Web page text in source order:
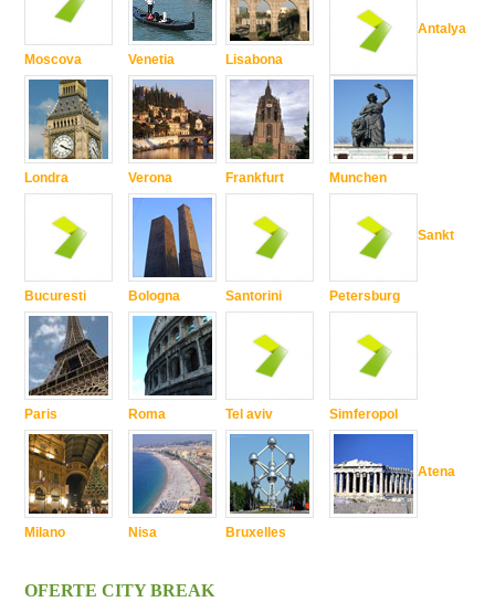
Moscova
Londra
Bucuresti
Paris
Milano
Venetia
Verona
Bologna
Roma
Nisa
Lisabona
Frankfurt
Santorini
Tel aviv
Bruxelles
Antalya
Munchen
Sankt
Petersburg
Simferopol
Atena
OFERTE CITY BREAK